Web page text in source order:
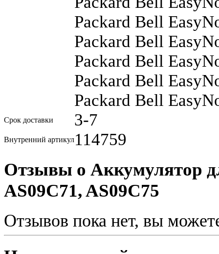
Packard Bell
Packard Bell
Packard Bell
Packard Bell
Packard Bell
Срок доставки 3-7
Внутренний артикул114759
Отзывы о Аккумулятор
AS09C71, AS09C75
Отзывов пока нет, вы